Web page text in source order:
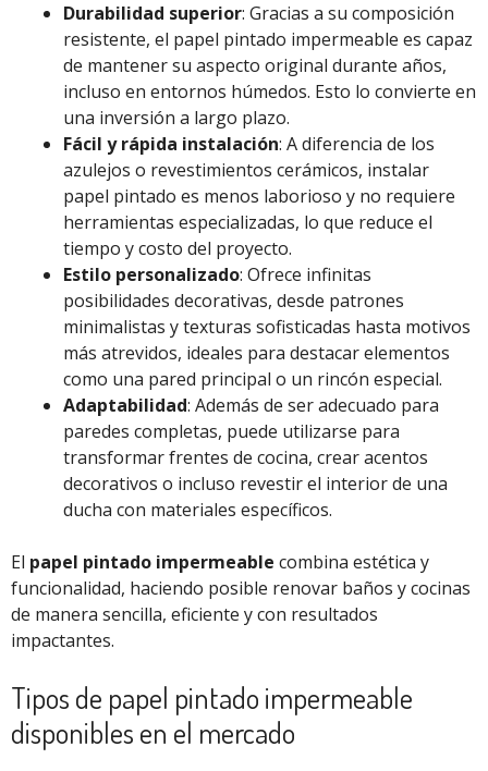
Durabilidad superior: Gracias a su composición
resistente, el papel pintado impermeable es capaz
de mantener su aspecto original durante años,
incluso en entornos húmedos. Esto lo convierte en
una inversión a largo plazo.
Fácil y rápida instalación: A diferencia de los
azulejos o revestimientos cerámicos, instalar
papel pintado es menos laborioso y no requiere
herramientas especializadas, lo que reduce el
tiempo y costo del proyecto.
Estilo personalizado: Ofrece infinitas
posibilidades decorativas, desde patrones
minimalistas y texturas sofisticadas hasta motivos
más atrevidos, ideales para destacar elementos
como una pared principal o un rincón especial.
Adaptabilidad: Además de ser adecuado para
paredes completas, puede utilizarse para
transformar frentes de cocina, crear acentos
decorativos o incluso revestir el interior de una
ducha con materiales específicos.
El papel pintado impermeable combina estética y
funcionalidad, haciendo posible renovar baños y cocinas
de manera sencilla, eficiente y con resultados
impactantes.
Tipos de papel pintado impermeable
disponibles en el mercado